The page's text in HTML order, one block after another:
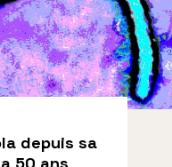
depuis sa
50 ans